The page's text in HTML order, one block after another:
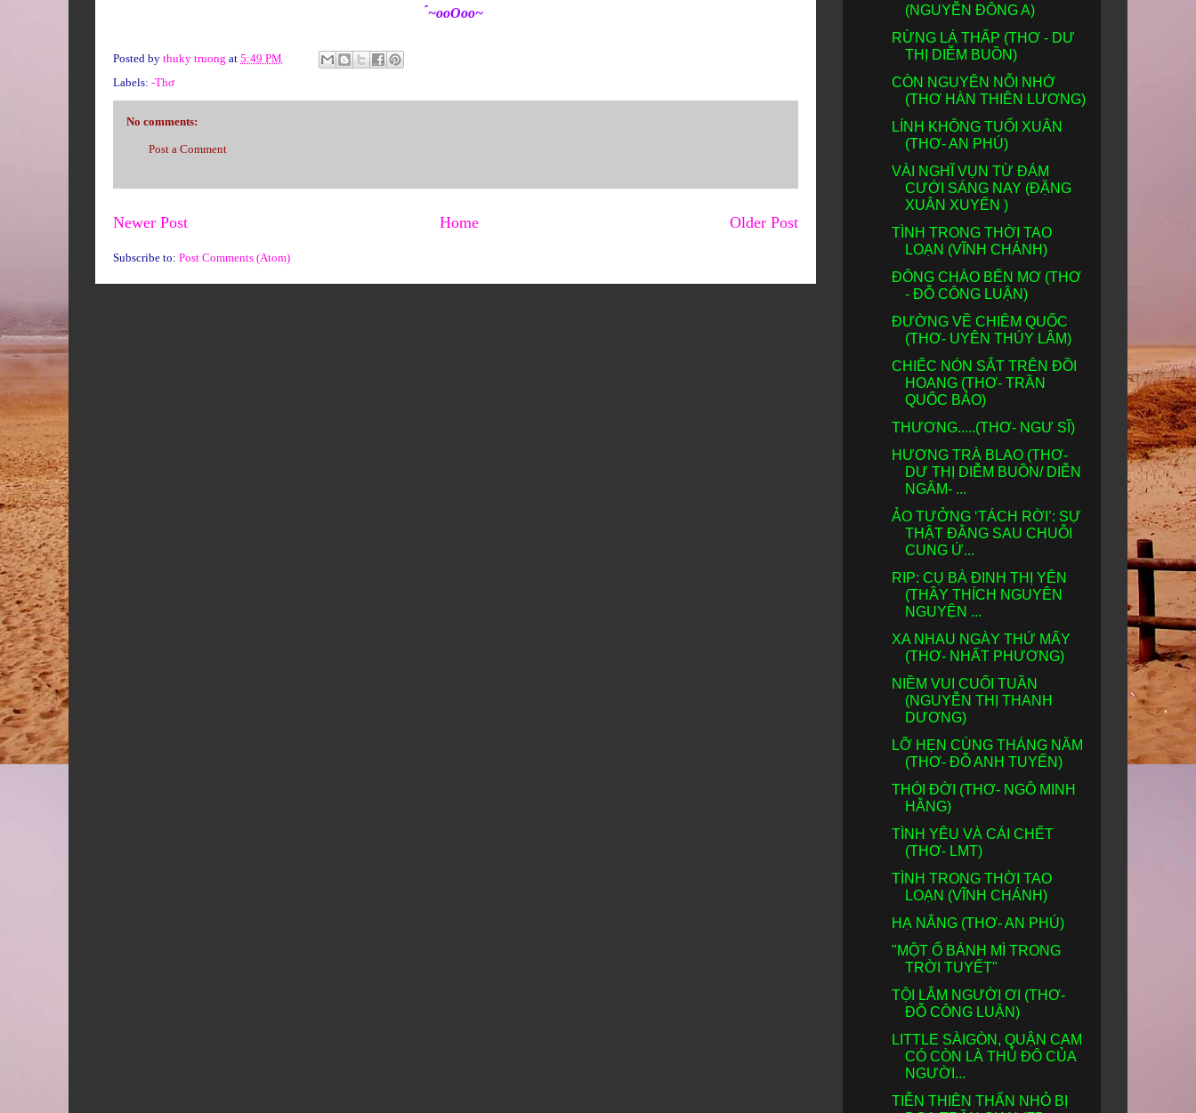
́́́́~ooOoo~
Posted by thuky truong at 5:49 PM
Labels: -Thơ
No comments:
Post a Comment
Newer Post Older Post
Home
Subscribe to: Post Comments (Atom)
(NGUYỄN ĐÔNG A)
RỪNG LÁ THẤP (THƠ - DƯ
THỊ DIỄM BUỒN)
CÒN NGUYÊN NỖI NHỚ
(THƠ HÀN THIÊN LƯƠNG)
LÍNH KHÔNG TUỔI XUÂN
(THƠ- AN PHÚ)
VÀI NGHĨ VỤN TỪ ĐÁM
CƯỚI SÁNG NAY (ĐẶNG
XUÂN XUYẾN )
TÌNH TRONG THỜI TAO
LOẠN (VĨNH CHÁNH)
ĐÔNG CHÀO BẾN MƠ (THƠ
- ĐỖ CÔNG LUẬN)
ĐƯỜNG VỀ CHIÊM QUỐC
(THƠ- UYÊN THÚY LÂM)
CHIẾC NÓN SẮT TRÊN ĐỒI
HOANG (THƠ- TRẦN
QUỐC BẢO)
THƯƠNG.....(THƠ- NGƯ SĨ)
HƯƠNG TRÀ BLAO (THƠ-
DƯ THỊ DIỄM BUỒN/ DIỄN
NGÂM- ...
ẢO TƯỞNG ‘TÁCH RỜI’: SỰ
THẬT ĐẰNG SAU CHUỖI
CUNG Ứ...
RIP: CỤ BÀ ĐINH THỊ YÊN
(THẦY THÍCH NGUYÊN
NGUYỆN ...
XA NHAU NGÀY THỨ MẤY
(THƠ- NHẤT PHƯƠNG)
NIỀM VUI CUỐI TUẦN
(NGUYỄN THỊ THANH
DƯƠNG)
LỠ HẸN CÙNG THÁNG NĂM
(THƠ- ĐỖ ANH TUYẾN)
THÓI ĐỜI (THƠ- NGÔ MINH
HẰNG)
TÌNH YÊU VÀ CÁI CHẾT
(THƠ- LMT)
TÌNH TRONG THỜI TAO
LOẠN (VĨNH CHÁNH)
HẠ NẮNG (THƠ- AN PHÚ)
"MỘT Ổ BÁNH MÌ TRONG
TRỜI TUYẾT"
TỘI LẮM NGƯỜI ƠI (THƠ-
ĐỖ CÔNG LUẬN)
LITTLE SÀIGÒN, QUẬN CAM
CÓ CÒN LÀ THỦ ĐÔ CỦA
NGƯỜI...
TIỄN THIÊN THẨN NHỎ BỊ